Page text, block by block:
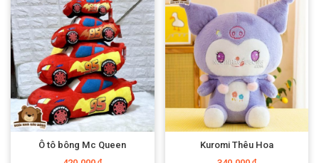
Ô tô bông Mc Queen
Kuromi Thêu Hoa